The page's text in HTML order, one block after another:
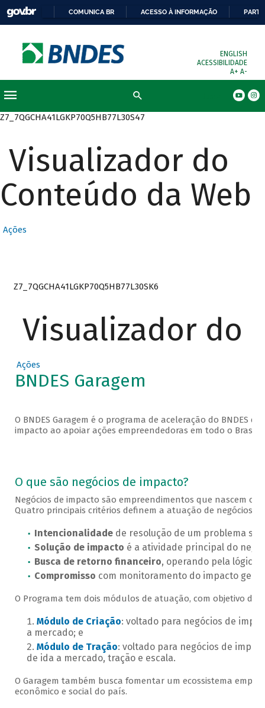
COMUNICA BR ACESSO À INFORMAÇÃO
ENGLISH
ACESSIBILIDADE
A+ A-
Z7_7QGCHA41LGKP70Q5HB77L30S47
Visualizador do
Conteúdo da Web
Ações
Z7_7QGCHA41LGKP70Q5HB77L30SK6
Visualizador do
Ações
BNDES Garagem
O BNDES Garagem é o programa de aceleração do BNDES
impacto ao apoiar ações empreendedoras em todo o Brasil.
O que são negócios de impacto?
Negócios de impacto são empreendimentos que nascem
Quatro principais critérios definem a atuação de negócios
Intencionalidade de resolução de um problema
Solução de impacto é a atividade principal do
Busca de retorno financeiro, operando pela lógica
Compromisso com monitoramento do impacto
O Programa tem dois módulos de atuação, com objetivo
Módulo de Criação: voltado para negócios de
a mercado; e
Módulo de Tração: voltado para negócios de
de ida a mercado, tração e escala.
O Garagem também busca fomentar um ecossistema
econômico e social do país.